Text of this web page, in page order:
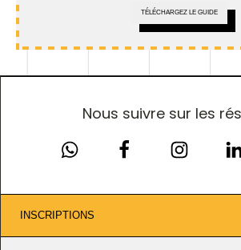
TÉLÉCHARGEZ LE GUIDE
Nous suivre sur les
INSCRIPTIONS